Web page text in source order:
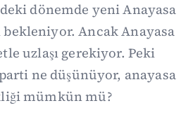
dönemde yeni Anayasa
bekleniyor. Ancak Anayasa
uzlaşı gerekiyor. Peki
ne düşünüyor, anayasa
mümkün mü?